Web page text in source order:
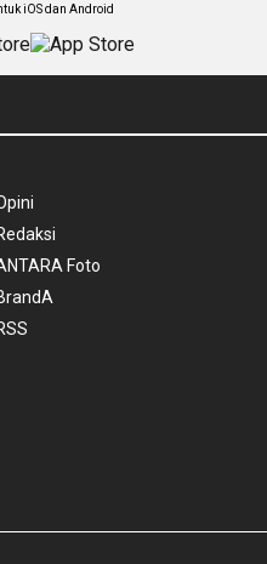
iOS dan Android
Foto